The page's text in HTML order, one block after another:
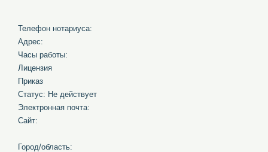
Телефон нотариуса:
Адрес:
Часы работы:
Лицензия
Приказ
Статус: Не действует
Электронная почта:
Сайт:
Город/область: